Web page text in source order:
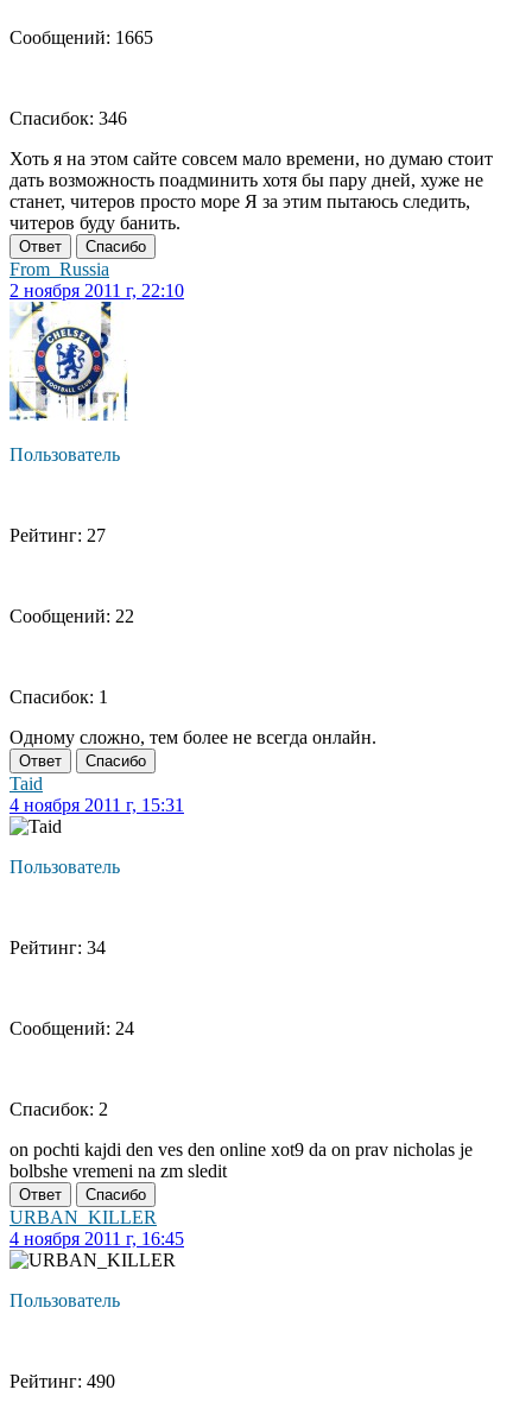
Сообщений: 1665
Спасибок: 346
Хоть я на этом сайте совсем мало времени, но думаю стоит
дать возможность поадминить хотя бы пару дней, хуже не
станет, читеров просто море Я за этим пытаюсь следить,
читеров буду банить.
Ответ Спасибо
From_Russia
2 ноября 2011 г, 22:10
Пользователь
Рейтинг: 27
Сообщений: 22
Спасибок: 1
Одному сложно, тем более не всегда онлайн.
Ответ Спасибо
Taid
4 ноября 2011 г, 15:31
Пользователь
Рейтинг: 34
Сообщений: 24
Спасибок: 2
on pochti kajdi den ves den online xot9 da on prav nicholas je
bolbshe vremeni na zm sledit
Ответ Спасибо
URBAN_KILLER
4 ноября 2011 г, 16:45
Пользователь
Рейтинг: 490